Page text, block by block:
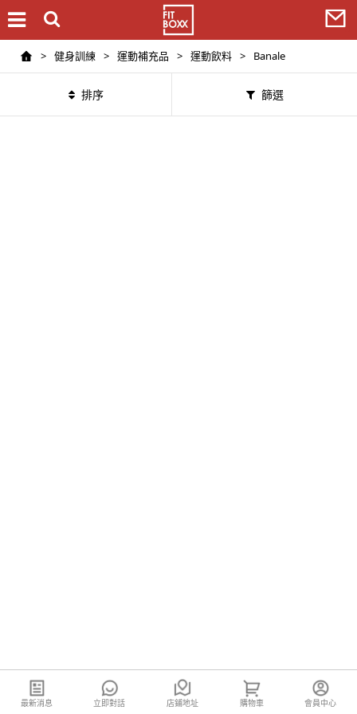
> 健身訓練 > 運動補充品 > 運動飲料 > Banale
排序 篩選
最新消息 立即對話 店鋪地址 購物車 會員中心